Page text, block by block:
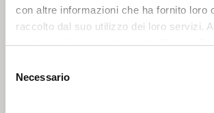
con altre informazioni che ha fornito loro
raccolto dal suo utilizzo dei loro servizi.
nostri cookie se continua ad utilizzare il
delNecessario